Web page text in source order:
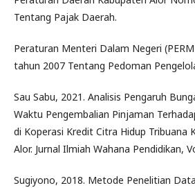
Tentang Pajak Daerah.
Peraturan Menteri Dalam Negeri
tahun 2007 Tentang Pedoman
Sau Sabu, 2021. Analisis Pengaruh
Waktu Pengembalian Pinjaman
di Koperasi Kredit Citra Hidup Tribuana
Alor. Jurnal Ilmiah Wahana Pendidikan,
Sugiyono, 2018. Metode Penelitian